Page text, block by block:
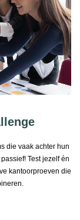
die vaak achter hun
Test jezelf én
kantoorproeven die